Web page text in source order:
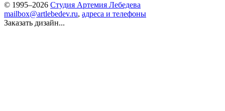
© 1995–2026 Студия Артемия Лебедева
mailbox@artlebedev.ru, адреса и телефоны
Заказать дизайн...